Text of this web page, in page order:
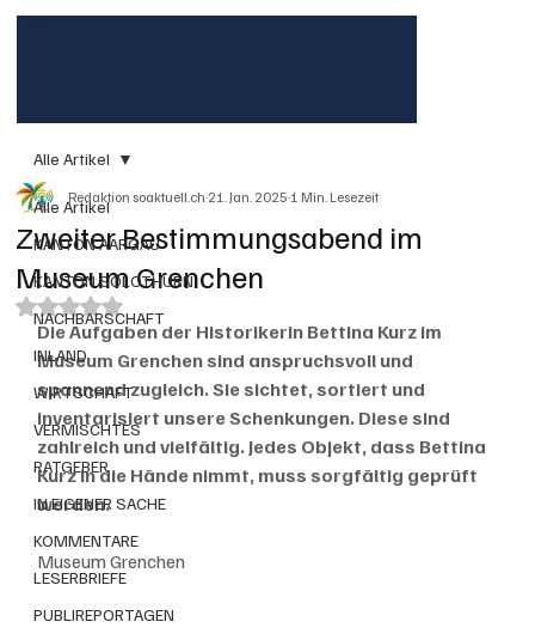
Alle Artikel
KANTON AARGAU
KANTON SOLOTHURN
NACHBARSCHAFT
INLAND
WIRTSCHAFT
VERMISCHTES
RATGEBER
IN EIGENER SACHE
KOMMENTARE
LESERBRIEFE
PUBLIREPORTAGEN
Alle Artikel
Zweiter Bestimmungsabend im
Museum Grenchen
Redaktion soaktuell.ch21. Jan. 20251 Min. Lesezeit
Mit NaN von 5 Sternen bewertet.
Die Aufgaben der Historikerin Bettina Kurz im
Museum Grenchen sind anspruchsvoll und
spannend zugleich. Sie sichtet, sortiert und
inventarisiert unsere Schenkungen. Diese sind
zahlreich und vielfältig. Jedes Objekt, dass Bettina
Kurz in die Hände nimmt, muss sorgfältig geprüft
werden.
Museum Grenchen